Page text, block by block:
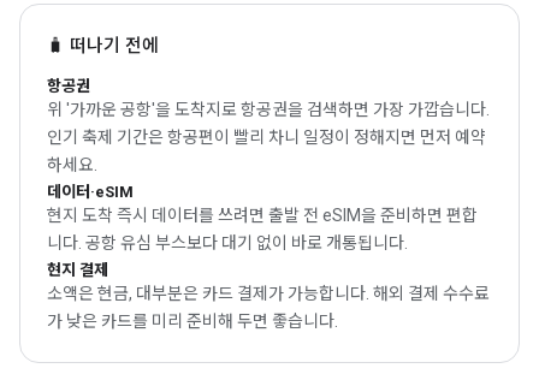
🧳 떠나기 전에
항공권
위 '가까운 공항'을 도착지로 항공권을 검색하면 가장 가깝습니다.
인기 축제 기간은 항공편이 빨리 차니 일정이 정해지면 먼저 예약
하세요.
데이터·eSIM
현지 도착 즉시 데이터를 쓰려면 출발 전 eSIM을 준비하면 편합
니다. 공항 유심 부스보다 대기 없이 바로 개통됩니다.
현지 결제
소액은 현금, 대부분은 카드 결제가 가능합니다. 해외 결제 수수료
가 낮은 카드를 미리 준비해 두면 좋습니다.